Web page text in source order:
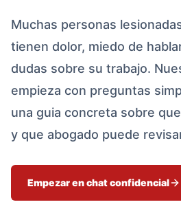
Muchas personas
tienen dolor, miedo de
dudas sobre su trabajo.
empieza con preguntas
una guia concreta sobre
y que abogado puede
Empezar en chat confidencial